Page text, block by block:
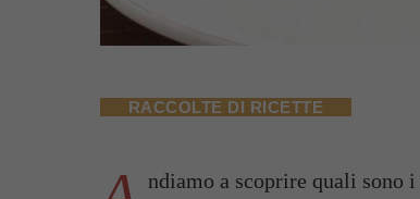
RACCOLTE DI RICETTE
ndiamo a scoprire quali sono i